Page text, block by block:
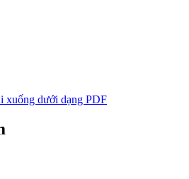
xuống dưới dạng PDF